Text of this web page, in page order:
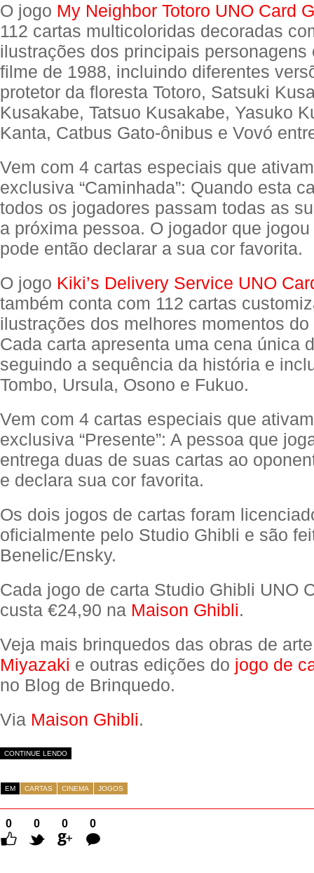
O jogo My Neighbor Totoro UNO Card
112 cartas multicoloridas decoradas
ilustrações dos principais personagens
filme de 1988, incluindo diferentes
protetor da floresta Totoro, Satsuki
Kusakabe, Tatsuo Kusakabe, Yasuko
Kanta, Catbus Gato-ônibus e Vovó
Vem com 4 cartas especiais que
exclusiva “Caminhada”: Quando esta
todos os jogadores passam todas as
a próxima pessoa. O jogador que
pode então declarar a sua cor favorita.
O jogo Kiki’s Delivery Service UNO
também conta com 112 cartas
ilustrações dos melhores momentos
Cada carta apresenta uma cena única
seguindo a sequência da história e
Tombo, Ursula, Osono e Fukuo.
Vem com 4 cartas especiais que
exclusiva “Presente”: A pessoa que
entrega duas de suas cartas ao
e declara sua cor favorita.
Os dois jogos de cartas foram
oficialmente pelo Studio Ghibli e são
Benelic/Ensky.
Cada jogo de carta Studio Ghibli UNO
custa €24,90 na Maison Ghibli.
Veja mais brinquedos das obras de
Miyazaki e outras edições do jogo de
no Blog de Brinquedo.
Via Maison Ghibli.
CONTINUE LENDO
EM CARTAS CINEMA JOGOS
0 0 0
0
Comentários